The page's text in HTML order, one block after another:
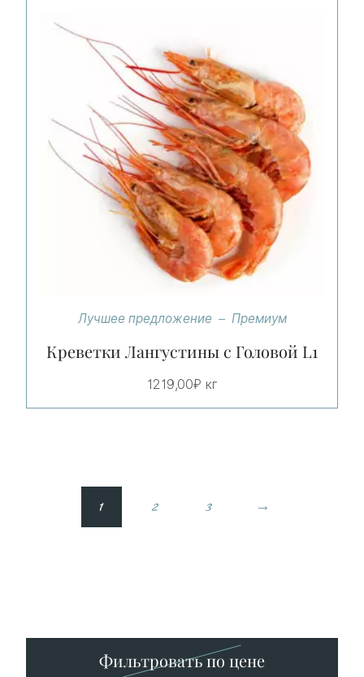
Лучшее предложение Премиум
Креветки Лангустины с Головой L1
1219,00₽ кг
1 2 3 →
Фильтровать по цене